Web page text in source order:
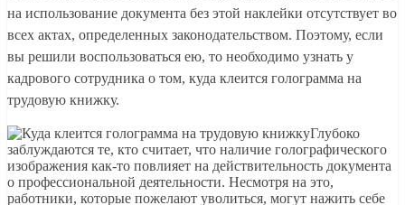
на использование документа без этой наклейки отсутствует во
всех актах, определенных законодательством. Поэтому, если
вы решили воспользоваться ею, то необходимо узнать у
кадрового сотрудника о том, куда клеится голограмма на
трудовую книжку.
Глубоко
заблуждаются те, кто считает, что наличие голографического
изображения как-то повлияет на действительность документа
о профессиональной деятельности. Несмотря на это,
работники, которые пожелают уволиться, могут нажить себе